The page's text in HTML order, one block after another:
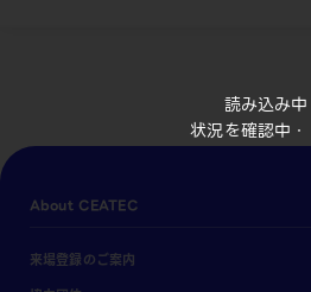
読み込み中
状況を確認中・
About CEATEC
来場登録のご案内